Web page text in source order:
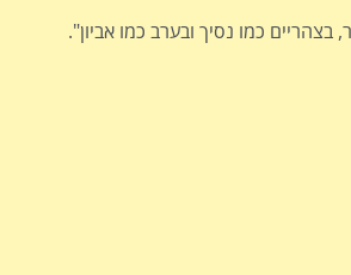
כמו נסיך ובערב כמו אביון".